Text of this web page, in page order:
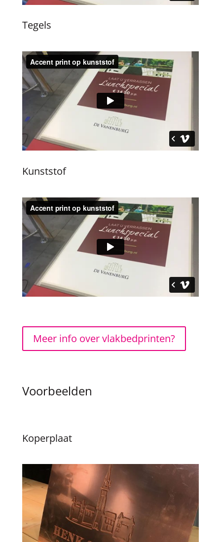
Tegels
Kunststof
Meer info over vlakbedprinten?
Voorbeelden
Koperplaat